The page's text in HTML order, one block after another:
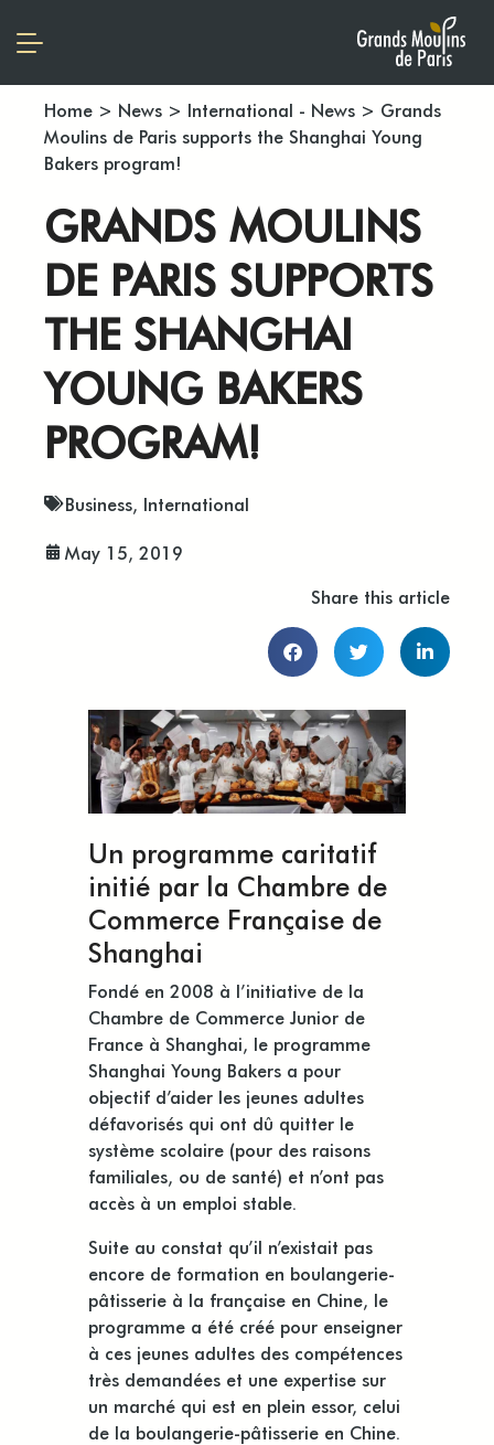
Home > News > International - News > Grands
Moulins de Paris supports the Shanghai Young
Bakers program!
GRANDS MOULINS
DE PARIS SUPPORTS
THE SHANGHAI
YOUNG BAKERS
PROGRAM!
Business, International
May 15, 2019
Share this article
Un programme caritatif
initié par la Chambre de
Commerce Française de
Shanghai
Fondé en 2008 à l’initiative de la
Chambre de Commerce Junior de
France à Shanghai, le programme
Shanghai Young Bakers a pour
objectif d’aider les jeunes adultes
défavorisés qui ont dû quitter le
système scolaire (pour des raisons
familiales, ou de santé) et n’ont pas
accès à un emploi stable.
Suite au constat qu’il n’existait pas
encore de formation en boulangerie-
pâtisserie à la française en Chine, le
programme a été créé pour enseigner
à ces jeunes adultes des compétences
très demandées et une expertise sur
un marché qui est en plein essor, celui
de la boulangerie-pâtisserie en Chine.